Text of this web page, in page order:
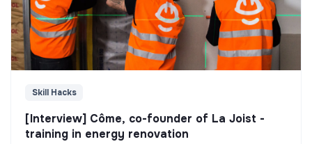
Skill Hacks
[Interview] Côme, co-founder of La Joist -
training in energy renovation